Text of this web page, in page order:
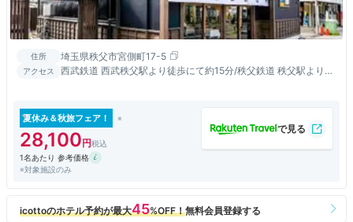
住所 埼玉県秩父市宮側町17-5
アクセス
西武鉄道 西武秩父駅より徒歩にて約15分/秩父鉄道 秩父駅より徒
夏休み＆秋旅フェア！
28,100
1名あたり 参考価格
※対象施設のみ